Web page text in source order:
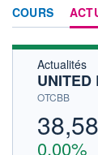
COURS
Actualités
UNITED
OTCBB
0,00%